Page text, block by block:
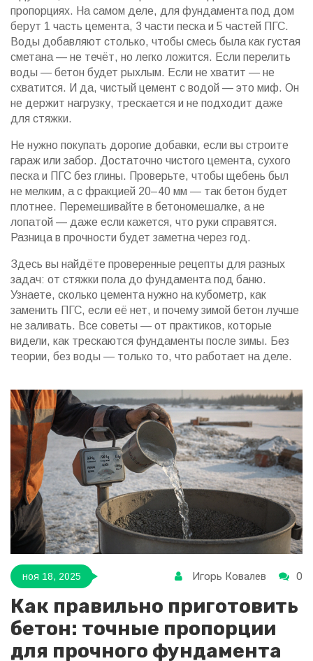
пропорциях. На самом деле, для фундамента под дом
берут 1 часть цемента, 3 части песка и 5 частей ПГС.
Воды добавляют столько, чтобы смесь была как густая
сметана — не течёт, но легко ложится. Если перелить
воды — бетон будет рыхлым. Если не хватит — не
схватится. И да, чистый цемент с водой — это миф. Он
не держит нагрузку, трескается и не подходит даже
для стяжки.
Не нужно покупать дорогие добавки, если вы строите
гараж или забор. Достаточно чистого цемента, сухого
песка и ПГС без глины. Проверьте, чтобы щебень был
не мелким, а с фракцией 20–40 мм — так бетон будет
плотнее. Перемешивайте в бетономешалке, а не
лопатой — даже если кажется, что руки справятся.
Разница в прочности будет заметна через год.
Здесь вы найдёте проверенные рецепты для разных
задач: от стяжки пола до фундамента под баню.
Узнаете, сколько цемента нужно на кубометр, как
заменить ПГС, если её нет, и почему зимой бетон лучше
не заливать. Все советы — от практиков, которые
видели, как трескаются фундаменты после зимы. Без
теории, без воды — только то, что работает на деле.
ноя 18, 2025 Игорь Ковалев 0
Как правильно приготовить
бетон: точные пропорции
для прочного фундамента